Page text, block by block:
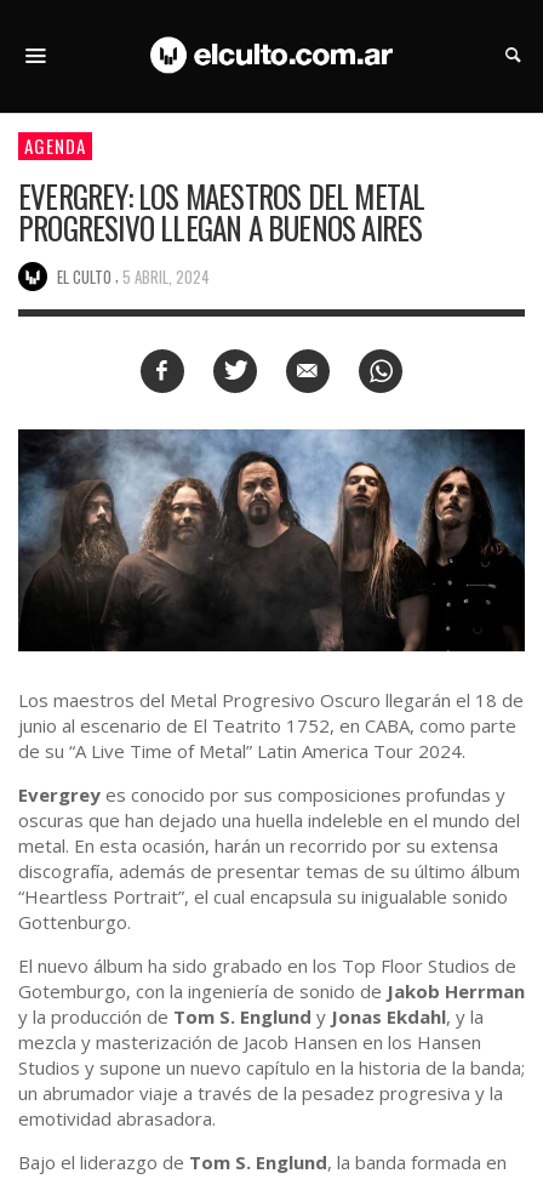
AGENDA
EVERGREY: LOS MAESTROS DEL METAL
PROGRESIVO LLEGAN A BUENOS AIRES
EL CULTO 5 ABRIL, 2024
Los maestros del Metal Progresivo Oscuro llegarán el 18 de
junio al escenario de El Teatrito 1752, en CABA, como parte
de su “A Live Time of Metal” Latin America Tour 2024.
Evergrey es conocido por sus composiciones profundas y
oscuras que han dejado una huella indeleble en el mundo del
metal. En esta ocasión, harán un recorrido por su extensa
discografía, además de presentar temas de su último álbum
“Heartless Portrait”, el cual encapsula su inigualable sonido
Gottenburgo.
El nuevo álbum ha sido grabado en los Top Floor Studios de
Gotemburgo, con la ingeniería de sonido de Jakob Herrman
y la producción de Tom S. Englund y Jonas Ekdahl, y la
mezcla y masterización de Jacob Hansen en los Hansen
Studios y supone un nuevo capítulo en la historia de la banda;
un abrumador viaje a través de la pesadez progresiva y la
emotividad abrasadora.
Bajo el liderazgo de Tom S. Englund, la banda formada en